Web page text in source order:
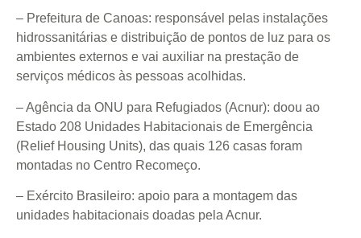
– Prefeitura de Canoas: responsável pelas instalações
hidrossanitárias e distribuição de pontos de luz para os
ambientes externos e vai auxiliar na prestação de
serviços médicos às pessoas acolhidas.
– Agência da ONU para Refugiados (Acnur): doou ao
Estado 208 Unidades Habitacionais de Emergência
(Relief Housing Units), das quais 126 casas foram
montadas no Centro Recomeço.
– Exército Brasileiro: apoio para a montagem das
unidades habitacionais doadas pela Acnur.